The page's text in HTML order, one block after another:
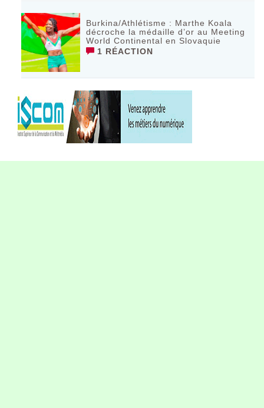
Burkina/Athlétisme : Marthe Koala
décroche la médaille d’or au Meeting
World Continental en Slovaquie ‎
1 RÉACTION